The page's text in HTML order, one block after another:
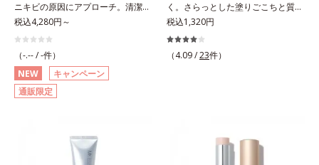
メマツヨイグサ抽出液、スイカズラ
エキス配合＝角層のすみずみまで水
分・油分を保ち、ハリ・ツヤを与え
る保湿成分*10 気持ちのこと各商品
花エキス＝唇にうるおいを与える効
果と、凹凸を補正して見せる効果を
併せ持つ成分*3 ダイマージリノー
ル酸ダイマージリノレイルビス（ベ
ヘニル/イソステアリル/フィトステ
リル）＝均一でムラのない鮮やかな
発色を叶える成分*4 ラウリルPEG‐
て密着性を向上させ色持ちを叶える
ニキビの原因にアプローチ。清潔な
垢抜け肌(*1)へ。「ニキビをくり返
してしまう」「毛穴目立ち(*2)が気
になる」「マスク生活であごや口ま
わりのニキビが気になる」というお
悩みに。くり返しニキビの根本原因
「肌のバリア機能の低下」と、肌悩
ンケアシリーズです。5種の和漢植
物由来成分とコラーゲンが肌をいた
税込4,280円～
（-.-- / -件）
NEW
キャンペーン
通販限定
く。さらっとした塗りごこちと質感
で自然で好印象な口元に。さらっと
した軽やかな塗りごこちでありなが
らも、唇にうるおいを与える「モイ
抑えた質感で、自然で好印象な口元
税込1,320円
（4.09 /23件）